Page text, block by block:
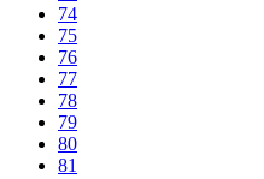
74
75
76
77
78
79
80
81